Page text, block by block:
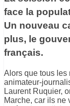
face la
Un nouveau
plus, le
français.
Alors que tous les
animateur-
Laurent Ruquier,
Marche, car ils ne